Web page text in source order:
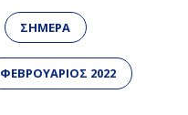
ΣΗΜΕΡΑ
ΦΕΒΡΟΥΑΡΙΟΣ 2022